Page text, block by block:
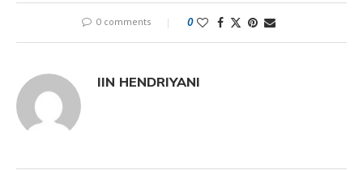
0 comments 0
IIN HENDRIYANI